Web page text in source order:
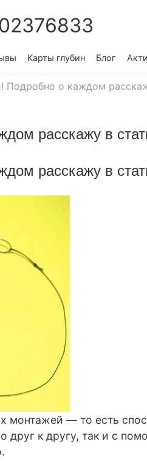
Карты глубин Блог
о каждом
расскажу в
расскажу в
монтажей — то есть
друг к другу, так и с